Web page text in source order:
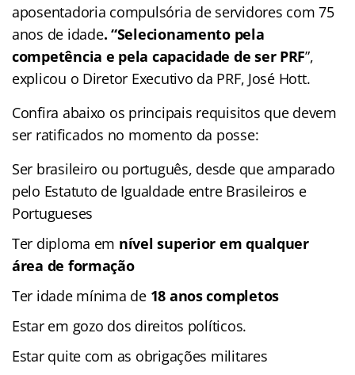
aposentadoria compulsória de servidores com 75
anos de idade. “Selecionamento pela
competência e pela capacidade de ser PRF”,
explicou o Diretor Executivo da PRF, José Hott.
Confira abaixo os principais requisitos que devem
ser ratificados no momento da posse:
Ser brasileiro ou português, desde que amparado
pelo Estatuto de Igualdade entre Brasileiros e
Portugueses
Ter diploma em nível superior em qualquer
área de formação
Ter idade mínima de 18 anos completos
Estar em gozo dos direitos políticos.
Estar quite com as obrigações militares